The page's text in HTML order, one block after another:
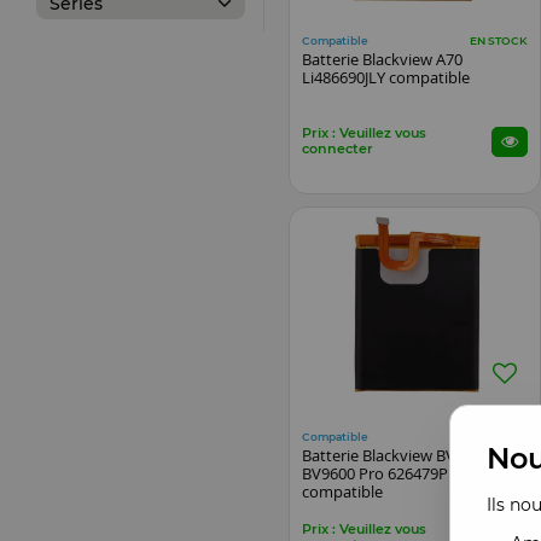
Compatible EN STOCK
Batterie Blackview A70
Li486690JLY compatible
Prix : Veuillez vous
connecter
Compatible
Batterie Blackview BV9600/
BV9600 Pro 626479P
compatible
Prix : Veuillez vous
Ils